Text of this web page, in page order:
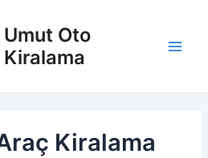
Umut Oto
Kiralama
Kiralama